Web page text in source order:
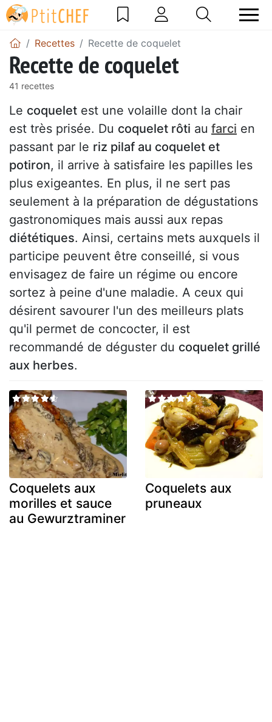
Recettes Recette de coquelet
Recette de coquelet
41 recettes
Le coquelet est une volaille dont la chair
est très prisée. Du coquelet rôti au farci en
passant par le riz pilaf au coquelet et
potiron, il arrive à satisfaire les papilles les
plus exigeantes. En plus, il ne sert pas
seulement à la préparation de dégustations
gastronomiques mais aussi aux repas
diététiques. Ainsi, certains mets auxquels il
participe peuvent être conseillé, si vous
envisagez de faire un régime ou encore
sortez à peine d'une maladie. A ceux qui
désirent savourer l'un des meilleurs plats
qu'il permet de concocter, il est
recommandé de déguster du coquelet grillé
aux herbes.
Coquelets aux
morilles et sauce
au Gewurztraminer
Coquelets aux
pruneaux